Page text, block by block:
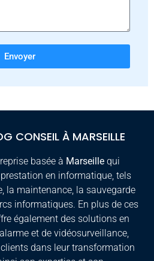
Envoyer
CONSEIL À MARSEILLE
basée à Marseille qui
en informatique, tels
la maintenance, la sauvegarde
informatiques. En plus de ces
également des solutions en
et de vidéosurveillance,
dans leur transformation